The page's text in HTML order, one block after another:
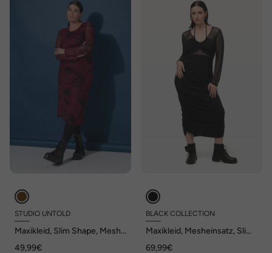
STUDIO UNTOLD
Maxikleid, Slim Shape, Mesh
49,99€
BLACK COLLECTION
Maxikleid, Mesheinsatz, Slim,
69,99€